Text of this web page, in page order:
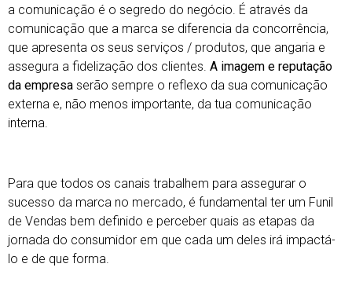
a comunicação é o segredo do negócio. É através da
comunicação que a marca se diferencia da concorrência,
que apresenta os seus serviços / produtos, que angaria e
assegura a fidelização dos clientes. A imagem e reputação
da empresa serão sempre o reflexo da sua comunicação
externa e, não menos importante, da tua comunicação
interna.
Para que todos os canais trabalhem para assegurar o
sucesso da marca no mercado, é fundamental ter um Funil
de Vendas bem definido e perceber quais as etapas da
jornada do consumidor em que cada um deles irá impactá-
lo e de que forma.